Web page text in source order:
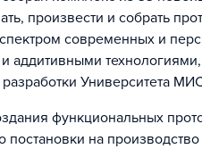
произвести и собрать
современных и
аддитивными
Университета
функциональных
на